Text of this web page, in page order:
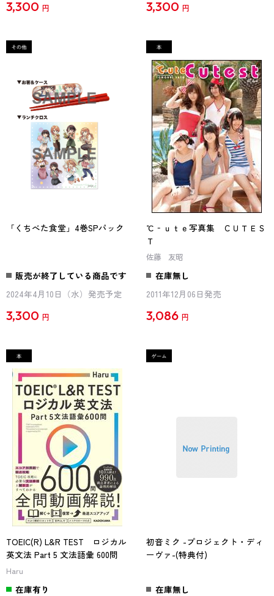
3,300 円 3,300 円
「くちべた食堂」4巻SPパック
販売が終了している商品です
2024年4月10日（水）発売予定
3,300 円
℃‐ｕｔｅ写真集 ＣＵＴＥＳ
Ｔ
佐藤 友昭
在庫無し
2011年12月06日発売
3,086 円
TOEIC(R) L&R TEST ロジカル
英文法 Part 5 文法語彙 600問
Haru
在庫有り
初音ミク -プロジェクト・ディ
ーヴァ-(特典付)
在庫無し